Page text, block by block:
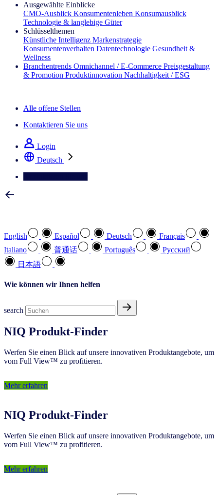
Ausgewählte Einblicke
CMO‑Ausblick Konsumentenleben Konsumausblick
Technologie & langlebige Güter
Schlüsselthemen
Künstliche Intelligenz Markenstrategie
Konsumentenverhalten Datentechnologie Gesundheit &
Wellness
Branchentrends Omnichannel / E‑Commerce Preisgestaltung
& Promotion Produktinnovation Nachhaltigkeit / ESG
Alle offene Stellen
Kontaktieren Sie uns
Login
Deutsch
English Español Deutsch
Français
Italiano
普通话 Português
Pусский
日本語
Wie können wir Ihnen helfen
search
NIQ Produkt-Finder
Werfen Sie einen Blick auf unsere innovativen Produktangebote, um
vom Full View™ zu profitieren.
Mehr erfahren
NIQ Produkt-Finder
Werfen Sie einen Blick auf unsere innovativen Produktangebote, um
vom Full View™ zu profitieren.
Mehr erfahren